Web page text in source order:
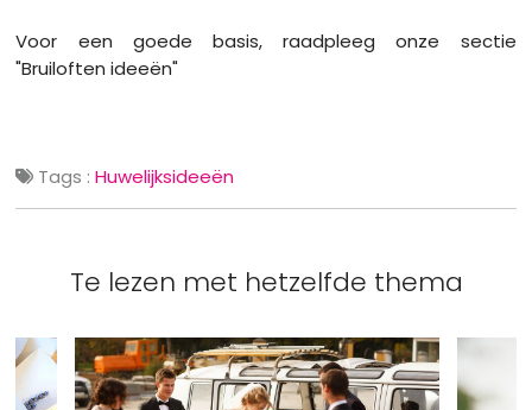
Voor een goede basis, raadpleeg onze sectie
"Bruiloften ideeën"
Tags :Huwelijksideeën
Te lezen met hetzelfde thema